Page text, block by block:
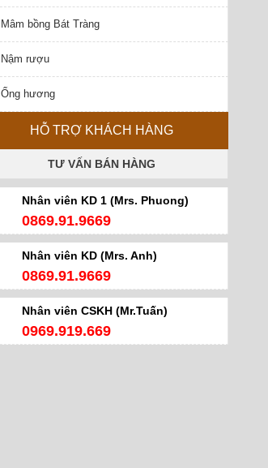
Mâm bồng Bát Tràng
Nậm rượu
Ống hương
HỖ TRỢ KHÁCH HÀNG
TƯ VẤN BÁN HÀNG
Nhân viên KD 1 (Mrs. Phuong)
0869.91.9669
Nhân viên KD (Mrs. Anh)
0869.91.9669
Nhân viên CSKH (Mr.Tuấn)
0969.919.669